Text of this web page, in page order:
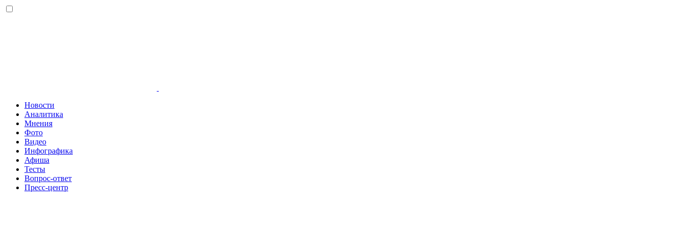
Новости
Аналитика
Мнения
Фото
Видео
Инфографика
Афиша
Тесты
Вопрос-ответ
Пресс-центр